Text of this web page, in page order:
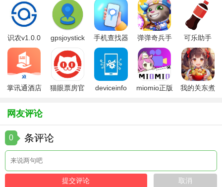
3. 丰富功能：集合了多项实用功能，满足用户多样化的需
求。
终保持在行业前沿。
5. 兼容性良好：支持大部分安卓设备，确保用户能够顺利使
用。
两年半安卓最新版用法
1. 下载安装：在官方网站或应用商店下载并安装软件。
2. 注册登录：首次使用需注册账号并登录。
3. 探索功能：在主界面浏览并尝试各项功能，如智能语音助
手、高级文件管理等。
识农v1.0.0
gpsjoystick
手机查找器
app
弹弹奇兵手
游免费版
可乐助手
5.26版本
掌讯通酒店
猫眼票房官
deviceinfo
miomio正版
我的关东煮
网友评论
0 条评论